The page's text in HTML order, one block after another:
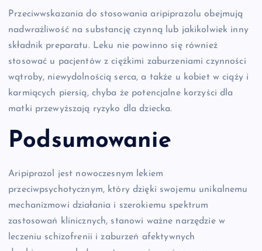
Przeciwwskazania do stosowania aripiprazolu obejmują
nadwrażliwość na substancję czynną lub jakikolwiek inny
składnik preparatu. Leku nie powinno się również
stosować u pacjentów z ciężkimi zaburzeniami czynności
wątroby, niewydolnością serca, a także u kobiet w ciąży i
karmiących piersią, chyba że potencjalne korzyści dla
matki przewyższają ryzyko dla dziecka.
Podsumowanie
Aripiprazol jest nowoczesnym lekiem
przeciwpsychotycznym, który dzięki swojemu unikalnemu
mechanizmowi działania i szerokiemu spektrum
zastosowań klinicznych, stanowi ważne narzędzie w
leczeniu schizofrenii i zaburzeń afektywnych